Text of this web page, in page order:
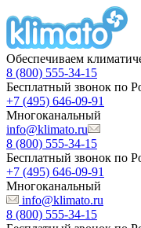
Обеспечиваем
8 (800) 555-34-15
Бесплатный звонок по
+7 (495) 646-09-91
Многоканальный
info@klimato.ru
8 (800) 555-34-15
Бесплатный звонок по
+7 (495) 646-09-91
Многоканальный
info@klimato.ru
8 (800) 555-34-15